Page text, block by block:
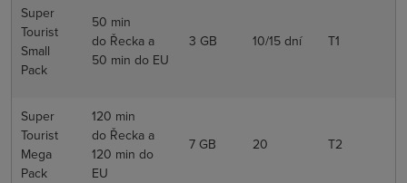
Super
Tourist
Small
Pack
50 min
do Řecka a
50 min do EU
3 GB 10/15 dní T1
Super
Tourist
Mega
Pack
120 min
do Řecka a
120 min do
EU
7 GB 20 T2